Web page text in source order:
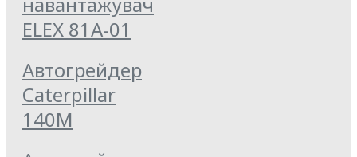
ELEX 81А-01
Автогрейдер
Caterpillar
140M